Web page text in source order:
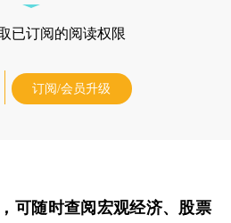
已订阅的阅读权限
订阅/会员升级
，可随时查阅宏观经济、股票